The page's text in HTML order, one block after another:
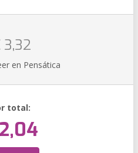
3,32
en Pensática
total: